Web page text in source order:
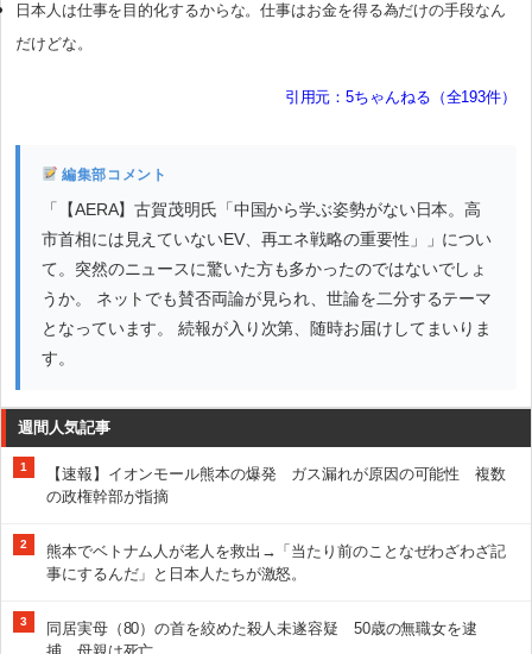
日本人は仕事を目的化するからな。仕事はお金を得る為だけの手段なん
だけどな。
引用元：5ちゃんねる（全193件）
編集部コメント
「【AERA】古賀茂明氏「中国から学ぶ姿勢がない日本。高
市首相には見えていないEV、再エネ戦略の重要性」」につい
て。突然のニュースに驚いた方も多かったのではないでしょ
うか。 ネットでも賛否両論が見られ、世論を二分するテーマ
となっています。 続報が入り次第、随時お届けしてまいりま
す。
週間人気記事
1
【速報】イオンモール熊本の爆発 ガス漏れが原因の可能性 複数
の政権幹部が指摘
2
熊本でベトナム人が老人を救出→「当たり前のことなぜわざわざ記
事にするんだ」と日本人たちが激怒。
3
同居実母（80）の首を絞めた殺人未遂容疑 50歳の無職女を逮